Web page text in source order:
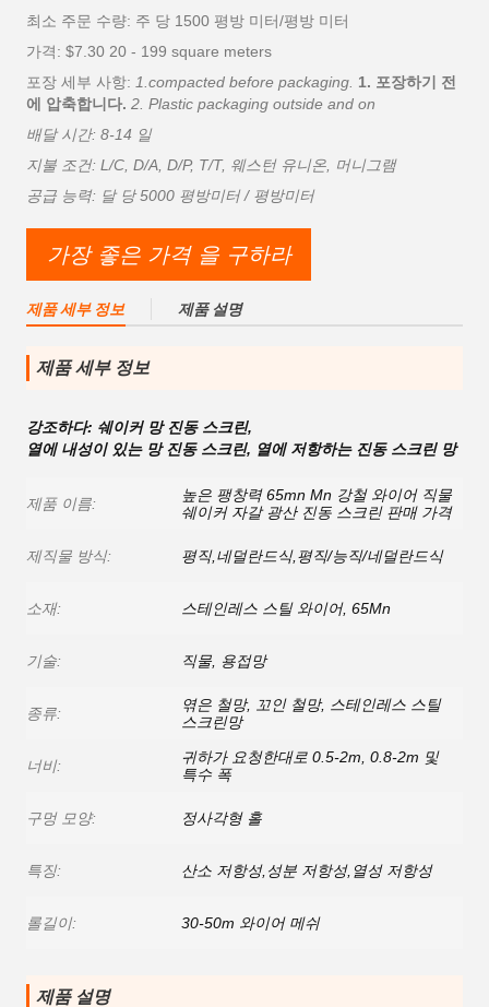
최소 주문 수량: 주 당 1500 평방 미터/평방 미터
가격: $7.30 20 - 199 square meters
포장 세부 사항: 1.compacted before packaging. 1. 포장하기 전
에 압축합니다. 2. Plastic packaging outside and on
배달 시간: 8-14 일
지불 조건: L/C, D/A, D/P, T/T, 웨스턴 유니온, 머니그램
공급 능력: 달 당 5000 평방미터 / 평방미터
가장 좋은 가격 을 구하라
제품 세부 정보 제품 설명
제품 세부 정보
강조하다: 쉐이커 망 진동 스크린,
열에 내성이 있는 망 진동 스크린, 열에 저항하는 진동 스크린 망
제품 이름:
높은 팽창력 65mn Mn 강철 와이어 직물
쉐이커 자갈 광산 진동 스크린 판매 가격
제직물 방식: 평직,네덜란드식,평직/능직/네덜란드식
소재: 스테인레스 스틸 와이어, 65Mn
기술: 직물, 용접망
종류:
엮은 철망, 꼬인 철망, 스테인레스 스틸
스크린망
너비:
귀하가 요청한대로 0.5-2m, 0.8-2m 및
특수 폭
구멍 모양: 정사각형 홀
특징: 산소 저항성,성분 저항성,열성 저항성
롤길이: 30-50m 와이어 메쉬
제품 설명